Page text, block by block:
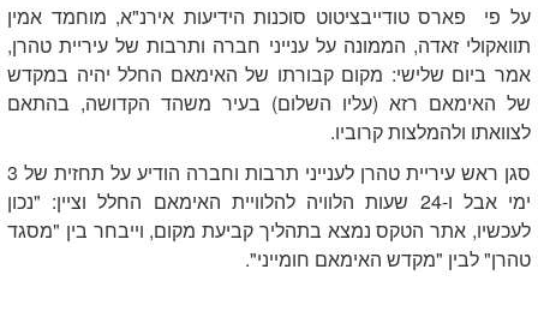
על פי פארס טודייבציטוט סוכנות הידיעות אירנ"א, מוחמד אמין
תוואקולי זאדה, הממונה על ענייני חברה ותרבות של עיריית טהרן,
אמר ביום שלישי: מקום קבורתו של האימאם החלל יהיה במקדש
של האימאם רזא (עליו השלום) בעיר משהד הקדושה, בהתאם
לצוואתו ולהמלצות קרוביו.
סגן ראש עיריית טהרן לענייני תרבות וחברה הודיע ​​על תחזית של 3
ימי אבל ו-24 שעות הלוויה להלוויית האימאם החלל וציין: "נכון
לעכשיו, אתר הטקס נמצא בתהליך קביעת מקום, וייבחר בין "מסגד
טהרן" לבין "מקדש האימאם חומייני".